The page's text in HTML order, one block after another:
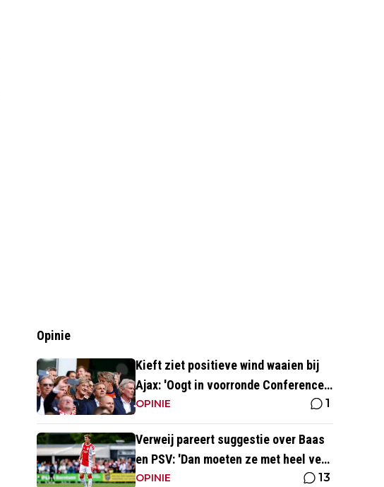
Opinie
Kieft ziet positieve wind waaien bij
Ajax: 'Oogt in voorronde Conference
League fris en energiek'
OPINIE 1
Verweij pareert suggestie over Baas
en PSV: 'Dan moeten ze met heel veel
geld over de brug komen'
OPINIE 13